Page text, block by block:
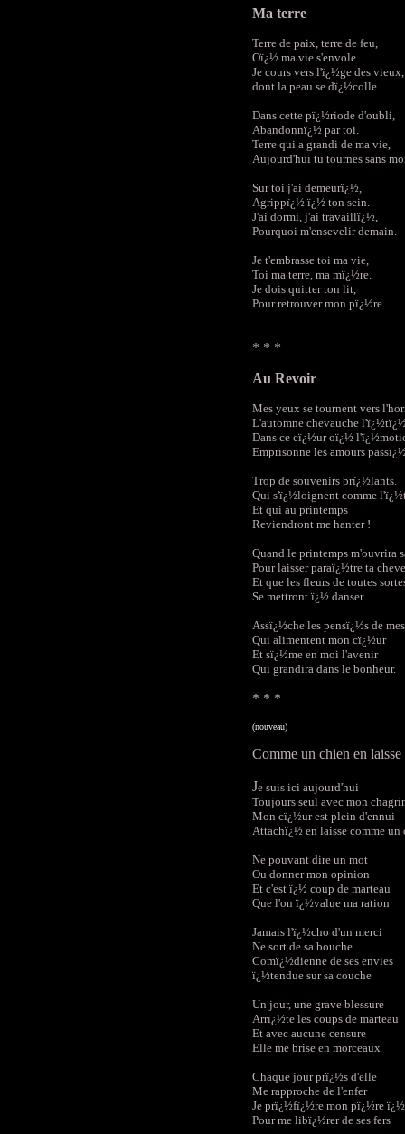
Ma terre
Terre de paix, terre de feu,
Oï¿½ ma vie s'envole.
Je cours vers l'ï¿½ge des vieux,
dont la peau se dï¿½colle.
Dans cette pï¿½riode d'oubli,
Abandonnï¿½ par toi.
Terre qui a grandi de ma vie,
Aujourd'hui tu tournes sans
Sur toi j'ai demeurï¿½,
Agrippï¿½ ï¿½ ton sein.
J'ai dormi, j'ai travaillï¿½,
Pourquoi m'ensevelir demain.
Je t'embrasse toi ma vie,
Toi ma terre, ma mï¿½re.
Je dois quitter ton lit,
Pour retrouver mon pï¿½re.
* * *
Au Revoir
Mes yeux se tournent vers
L'automne chevauche
Dans ce cï¿½ur oï¿½
Emprisonne les amours
Trop de souvenirs brï¿½lants.
Qui s'ï¿½loignent comme
Et qui au printemps
Reviendront me hanter !
Quand le printemps m'ouvrira
Pour laisser paraï¿½tre ta
Et que les fleurs de toutes
Se mettront ï¿½ danser.
Assï¿½che les pensï¿½s de
Qui alimentent mon cï¿½ur
Et sï¿½me en moi l'avenir
Qui grandira dans le bonheur.
* * *
(nouveau)
Comme un chien en laisse
Je suis ici aujourd'hui
Toujours seul avec mon
Mon cï¿½ur est plein d'ennui
Attachï¿½ en laisse comme un
Ne pouvant dire un mot
Ou donner mon opinion
Et c'est ï¿½ coup de marteau
Que l'on ï¿½value ma ration
Jamais l'ï¿½cho d'un merci
Ne sort de sa bouche
Comï¿½dienne de ses envies
ï¿½tendue sur sa couche
Un jour, une grave blessure
Arrï¿½te les coups de marteau
Et avec aucune censure
Elle me brise en morceaux
Chaque jour prï¿½s d'elle
Me rapproche de l'enfer
Je prï¿½fï¿½re mon pï¿½re
Pour me libï¿½rer de ses fers